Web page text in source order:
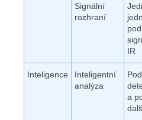
Signální
rozhraní
IR
Inteligence
Inteligentní
analýza
a